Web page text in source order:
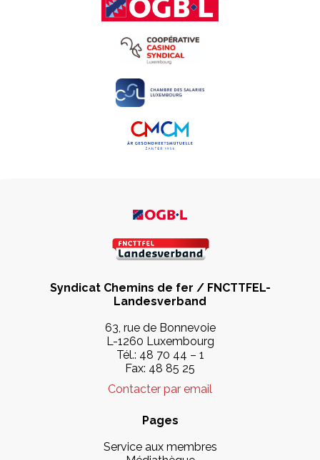
Syndicat Chemins de fer / FNCTTFEL-
Landesverband
63, rue de Bonnevoie
L-1260 Luxembourg
Tél.: 48 70 44 – 1
Fax: 48 85 25
Contacter par email
Pages
Service aux membres